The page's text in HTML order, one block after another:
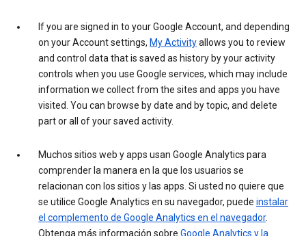
If you are signed in to your Google Account, and depending
on your Account settings, My Activityallows you to review
and control data that is saved as history by your activity
controls when you use Google services, which may include
information we collect from the sites and apps you have
visited. You can browse by date and by topic, and delete
part or all of your saved activity.
Muchos sitios web y apps usan Google Analytics para
comprender la manera en la que los usuarios se
relacionan con los sitios y las apps. Si usted no quiere que
se utilice Google Analytics en su navegador, puede instalar
el complemento de Google Analytics en el navegador.
Obtenga más información sobre Google Analytics y la